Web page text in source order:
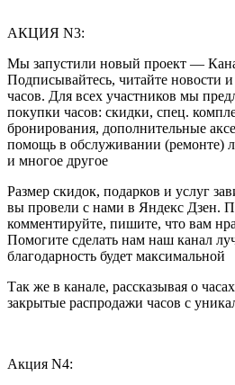
АКЦИЯ N3:
Мы запустили новый проект —
Подписывайтесь, читайте новости
часов. Для всех участников мы
покупки часов: скидки, спец.
бронирования, дополнительные
помощь в обслуживании (ремонте)
и многое другое
Размер скидок, подарков и услуг
вы провели с нами в Яндекс Дзен.
комментируйте, пишите, что вам
Помогите сделать нам наш канал
благодарность будет максимальной
Так же в канале, рассказывая о
закрытые распродажи часов с
Акция N4: